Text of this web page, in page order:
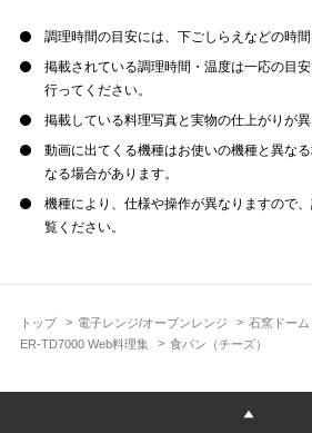
トップ 電子レンジ/オーブンレンジ
石窯ドー
ER-TD7000 Web料理集
食パン（チーズ）
調理時間の目安には、下ごしらえなどの時間
掲載されている調理時間・温度は一応の目
行ってください。
掲載している料理写真と実物の仕上がりが異
動画に出てくる機種はお使いの機種と異な
なる場合があります。
機種により、仕様や操作が異なりますので
覧ください。